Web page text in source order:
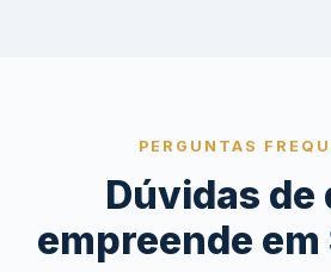
PERGUNTAS
Dúvidas de
empreende